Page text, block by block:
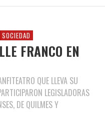
SOCIEDAD
FRANCO EN
QUE LLEVA SU
LEGISLADORAS
DE QUILMES Y